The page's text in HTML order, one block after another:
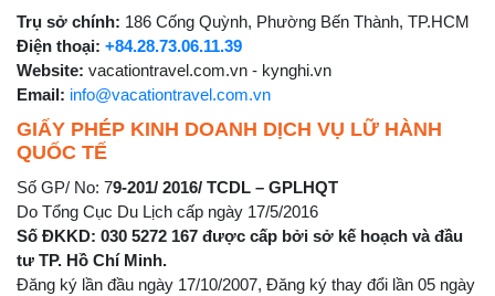
Trụ sở chính: 186 Cống Quỳnh, Phường Bến Thành, TP.HCM
Điện thoại: +84.28.73.06.11.39
Website: vacationtravel.com.vn - kynghi.vn
Email: info@vacationtravel.com.vn
GIẤY PHÉP KINH DOANH DỊCH VỤ LỮ HÀNH
QUỐC TẾ
Số GP/ No: 79-201/ 2016/ TCDL – GPLHQT
Do Tổng Cục Du Lịch cấp ngày 17/5/2016
Số ĐKKD: 030 5272 167 được cấp bởi sở kế hoạch và đầu
tư TP. Hồ Chí Minh.
Đăng ký lần đầu ngày 17/10/2007, Đăng ký thay đổi lần 05 ngày